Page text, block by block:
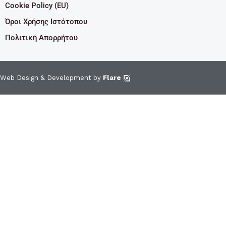
Cookie Policy (EU)
Όροι Χρήσης Ιστότοπου
Πολιτική Απορρήτου
Web Design & Development by Flare